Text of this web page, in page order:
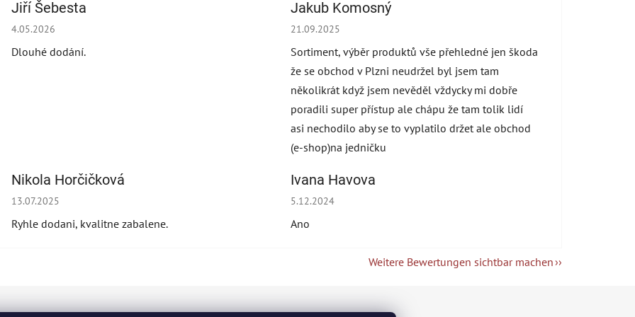
Jiří Šebesta
Die Shop-Bewertung beträgt 2 von 5 Sternen.
4.05.2026
Dlouhé dodání.
Jakub Komosný
Die Shop-Bewertung beträgt 5 von 5 Sternen.
21.09.2025
Sortiment, výběr produktů vše přehledné jen škoda
že se obchod v Plzni neudržel byl jsem tam
několikrát když jsem nevěděl vždycky mi dobře
poradili super přístup ale chápu že tam tolik lidí
asi nechodilo aby se to vyplatilo držet ale obchod
(e-shop)na jedničku
Nikola Horčičková
Die Shop-Bewertung beträgt 5 von 5 Sternen.
13.07.2025
Ryhle dodani, kvalitne zabalene.
Ivana Havova
Die Shop-Bewertung beträgt 5 von 5 Sternen.
5.12.2024
Ano
Weitere Bewertungen sichtbar machen